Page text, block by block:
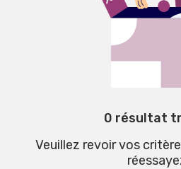
0 résultat
Veuillez revoir vos